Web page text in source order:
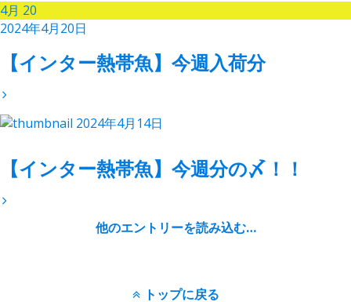
4月 20
2024年4月20日
【インター熱帯魚】今週入荷分
2024年4月14日
【インター熱帯魚】今週分の〆！！
他のエントリーを読み込む…
トップに戻る